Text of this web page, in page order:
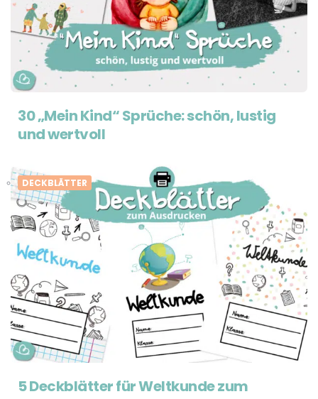
30 „Mein Kind“ Sprüche: schön, lustig
und wertvoll
DECKBLÄTTER
5 Deckblätter für Weltkunde zum